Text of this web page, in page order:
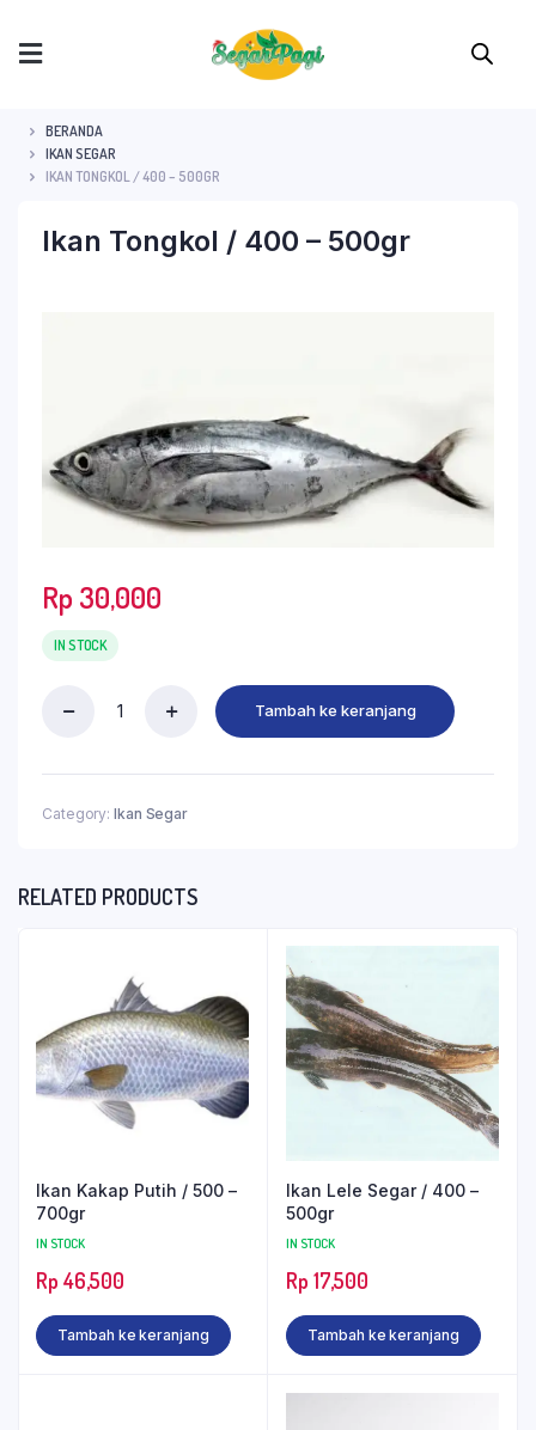
BERANDA
IKAN SEGAR
IKAN TONGKOL / 400 – 500GR
Ikan Tongkol / 400 – 500gr
Rp 30,000
IN STOCK
Tambah ke keranjang
Category: Ikan Segar
RELATED PRODUCTS
Ikan Kakap Putih / 500 –
700gr
IN STOCK
Rp 46,500
Tambah ke keranjang
Ikan Lele Segar / 400 –
500gr
IN STOCK
Rp 17,500
Tambah ke keranjang